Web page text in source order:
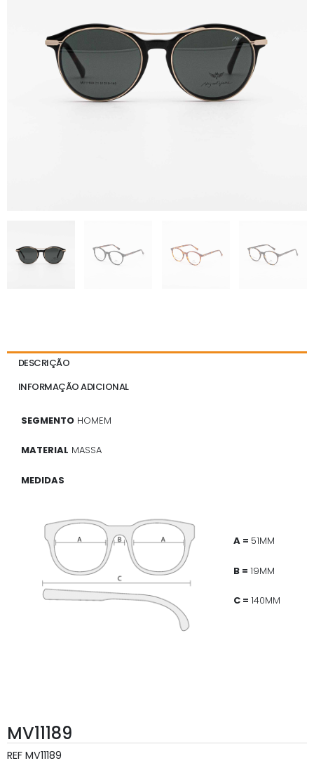
DESCRIÇÃO
INFORMAÇÃO ADICIONAL
SEGMENTO HOMEM
MATERIAL MASSA
MEDIDAS
A = 51MM
B = 19MM
C = 140MM
MV11189
REF MV11189